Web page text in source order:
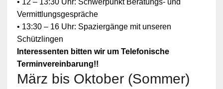
• 12 – 13:30 Uhr: Schwerpunkt Beratungs- und
Vermittlungsgespräche
• 13:30 – 16 Uhr: Spaziergänge mit unseren
Schützlingen
Interessenten bitten wir um Telefonische
Terminvereinbarung!!
März bis Oktober (Sommer)
Zum